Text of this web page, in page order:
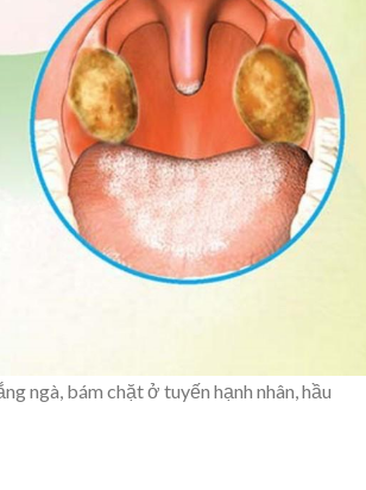
ngà, bám chặt ở tuyến hạnh nhân, hầu